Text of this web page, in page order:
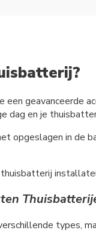
een geavanceerde
dag en je
opgeslagen in de
types,